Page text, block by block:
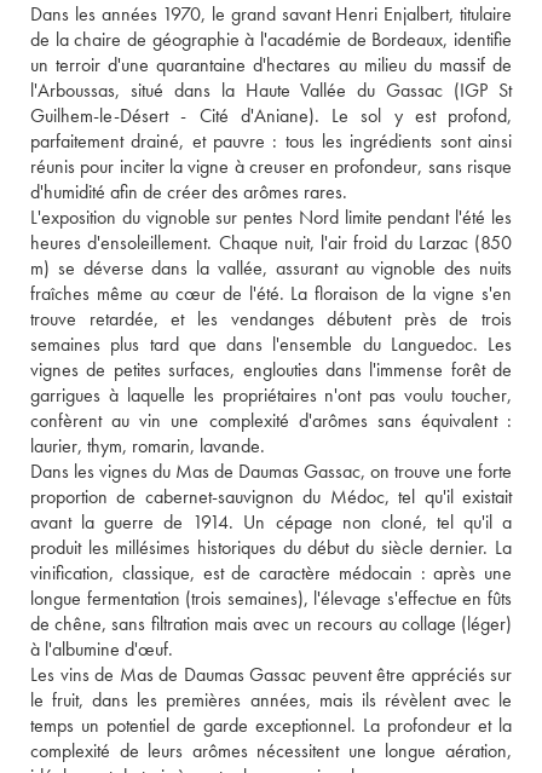
Dans les années 1970, le grand savant Henri Enjalbert, titulaire
de la chaire de géographie à l'académie de Bordeaux, identifie
un terroir d'une quarantaine d'hectares au milieu du massif de
l'Arboussas, situé dans la Haute Vallée du Gassac (IGP St
Guilhem-le-Désert - Cité d'Aniane). Le sol y est profond,
parfaitement drainé, et pauvre : tous les ingrédients sont ainsi
réunis pour inciter la vigne à creuser en profondeur, sans risque
d'humidité afin de créer des arômes rares.
L'exposition du vignoble sur pentes Nord limite pendant l'été les
heures d'ensoleillement. Chaque nuit, l'air froid du Larzac (850
m) se déverse dans la vallée, assurant au vignoble des nuits
fraîches même au cœur de l'été. La floraison de la vigne s'en
trouve retardée, et les vendanges débutent près de trois
semaines plus tard que dans l'ensemble du Languedoc. Les
vignes de petites surfaces, englouties dans l'immense forêt de
garrigues à laquelle les propriétaires n'ont pas voulu toucher,
confèrent au vin une complexité d'arômes sans équivalent :
laurier, thym, romarin, lavande.
Dans les vignes du Mas de Daumas Gassac, on trouve une forte
proportion de cabernet-sauvignon du Médoc, tel qu'il existait
avant la guerre de 1914. Un cépage non cloné, tel qu'il a
produit les millésimes historiques du début du siècle dernier. La
vinification, classique, est de caractère médocain : après une
longue fermentation (trois semaines), l'élevage s'effectue en fûts
de chêne, sans filtration mais avec un recours au collage (léger)
à l'albumine d'œuf.
Les vins de Mas de Daumas Gassac peuvent être appréciés sur
le fruit, dans les premières années, mais ils révèlent avec le
temps un potentiel de garde exceptionnel. La profondeur et la
complexité de leurs arômes nécessitent une longue aération,